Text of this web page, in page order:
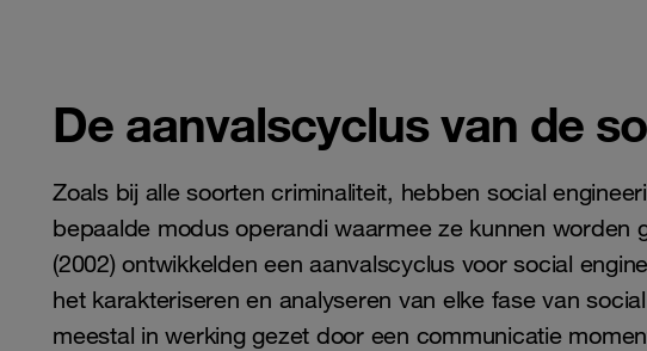
De aanvalscyclus van de
Zoals bij alle soorten criminaliteit, hebben social
bepaalde modus operandi waarmee ze kunnen worden
(2002) ontwikkelden een aanvalscyclus voor social
het karakteriseren en analyseren van elke fase van
meestal in werking gezet door een communicatie